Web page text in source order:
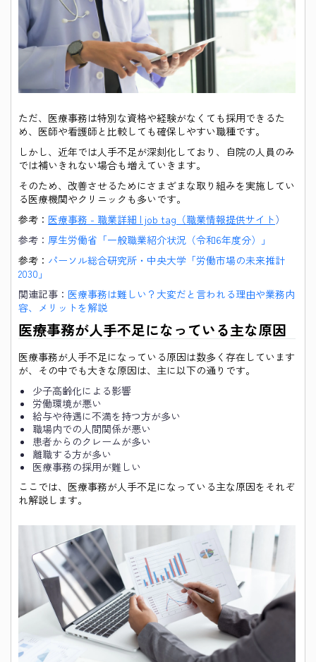
ただ、医療事務は特別な資格や経験がなくても採用できるた
め、医師や看護師と比較しても確保しやすい職種です。
しかし、近年では人手不足が深刻化しており、自院の人員のみ
では補いきれない場合も増えていきます。
そのため、改善させるためにさまざまな取り組みを実施してい
る医療機関やクリニックも多いです。
参考： 医療事務 - 職業詳細 | job tag（職業情報提供サイト）
参考： 厚生労働省「一般職業紹介状況（令和6年度分）」
参考： パーソル総合研究所・中央大学「労働市場の未来推計
2030」
関連記事： 医療事務は難しい？大変だと言われる理由や業務内
容、メリットを解説
医療事務が人手不足になっている主な原因
医療事務が人手不足になっている原因は数多く存在しています
が、その中でも大きな原因は、主に以下の通りです。
少子高齢化による影響
労働環境が悪い
給与や待遇に不満を持つ方が多い
職場内での人間関係が悪い
患者からのクレームが多い
離職する方が多い
医療事務の採用が難しい
ここでは、医療事務が人手不足になっている主な原因をそれぞ
れ解説します。